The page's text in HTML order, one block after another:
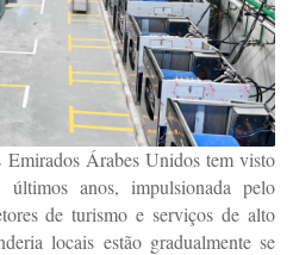
Árabes Unidos tem visto
anos, impulsionada pelo
de turismo e serviços de alto
locais estão gradualmente se